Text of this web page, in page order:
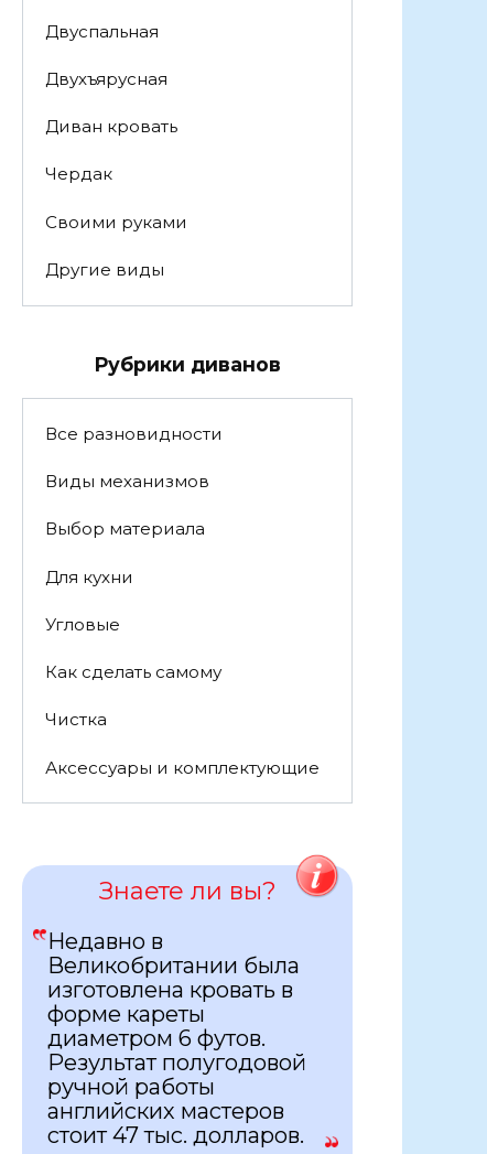
Двуспальная
Двухъярусная
Диван кровать
Чердак
Своими руками
Другие виды
Рубрики диванов
Все разновидности
Виды механизмов
Выбор материала
Для кухни
Угловые
Как сделать самому
Чистка
Аксессуары и комплектующие
Знаете ли вы?
Недавно в
Великобритании была
изготовлена кровать в
форме кареты
диаметром 6 футов.
Результат полугодовой
ручной работы
английских мастеров
стоит 47 тыс. долларов.